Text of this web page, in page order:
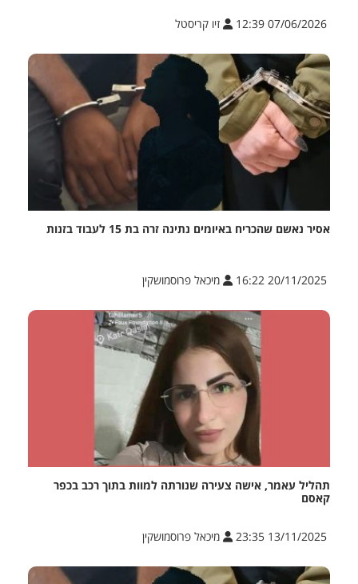
07/06/2026 12:39 זיו קריסטל
אסיר נאשם שהכריח באיומים נתינה זרה בת 15 לעבוד בזנות
20/11/2025 16:22 מיכאל פרוסמושקין
תהליל עאמר, אישה צעירה שנורתה למוות בתוך רכב בכפר
קאסם
13/11/2025 23:35 מיכאל פרוסמושקין